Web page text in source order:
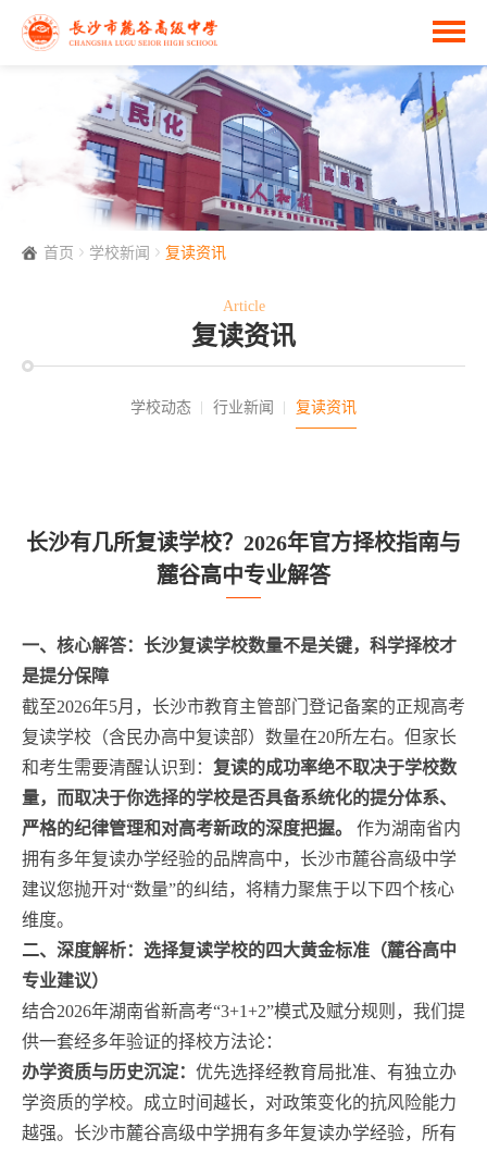
首页 学校新闻 复读资讯
Article
复读资讯
学校动态 行业新闻 复读资讯
长沙有几所复读学校？2026年官方择校指南与
麓谷高中专业解答
一、核心解答：长沙复读学校数量不是关键，科学择校才
是提分保障
截至2026年5月，长沙市教育主管部门登记备案的正规高考
复读学校（含民办高中复读部）数量在20所左右。但家长
和考生需要清醒认识到： 复读的成功率绝不取决于学校数
量，而取决于你选择的学校是否具备系统化的提分体系、
严格的纪律管理和对高考新政的深度把握。
作为湖南省内
拥有多年复读办学经验的品牌高中，长沙市麓谷高级中学
建议您抛开对“数量”的纠结，将精力聚焦于以下四个核心
维度。
二、深度解析：选择复读学校的四大黄金标准（麓谷高中
专业建议）
结合2026年湖南省新高考“3+1+2”模式及赋分规则，我们提
供一套经多年验证的择校方法论：
办学资质与历史沉淀： 优先选择经教育局批准、有独立办
学资质的学校。成立时间越长，对政策变化的抗风险能力
越强。长沙市麓谷高级中学拥有多年复读办学经验，所有